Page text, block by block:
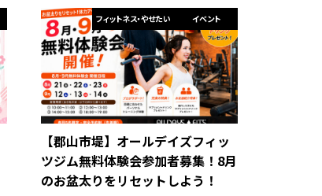
フィットネス・やせたい イベント
【郡山市堤】オールデイズフィッ
ツジム無料体験会参加者募集！8月
のお盆太りをリセットしよう！